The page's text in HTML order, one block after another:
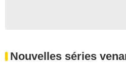
Nouvelles séries